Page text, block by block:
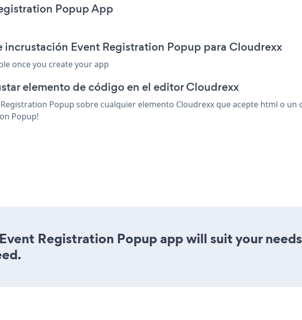
Popup App
Event Registration Popup para Cloudrexx
once you create your app
elemento de código en el editor Cloudrexx
Popup sobre cualquier elemento Cloudrexx que acepte html o un
Popup!
Registration Popup app will suit your